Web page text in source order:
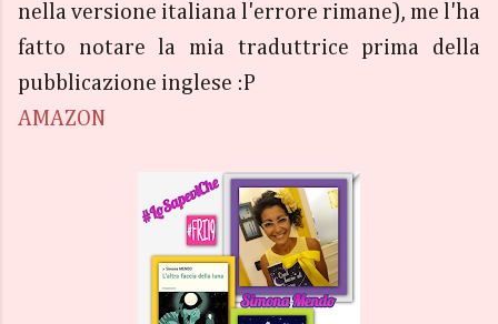
nella versione italiana l'errore rimane), me l'ha
fatto notare la mia traduttrice prima della
pubblicazione inglese :P
AMAZON